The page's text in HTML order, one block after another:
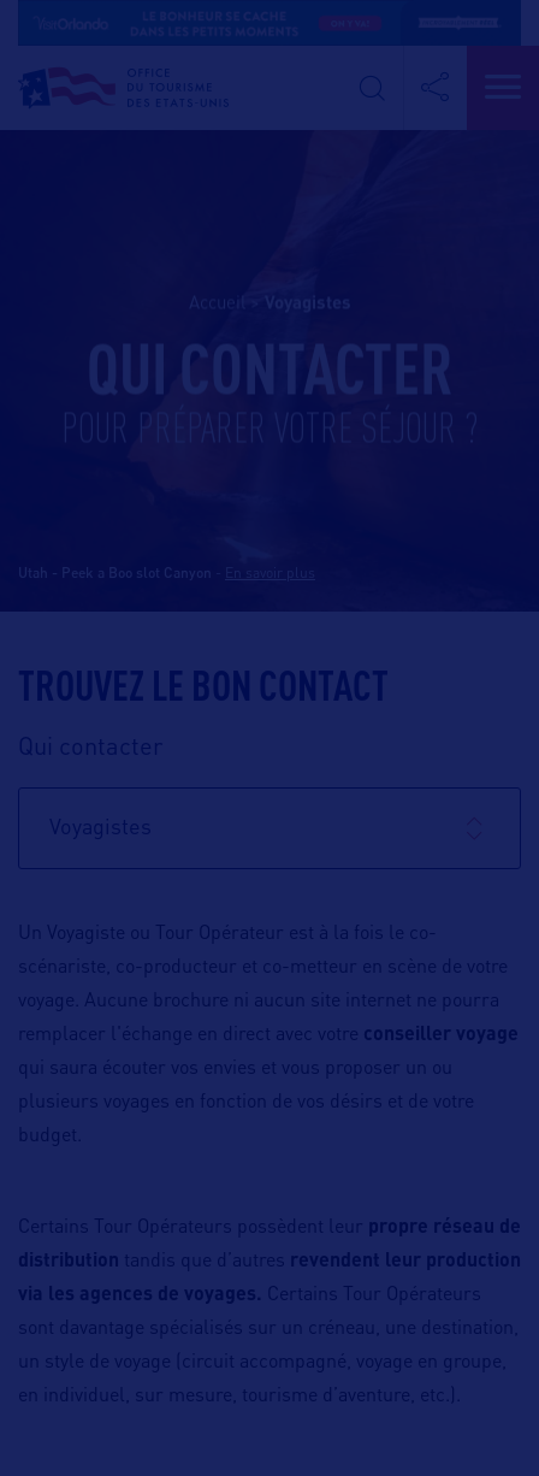
Accueil voyagistes
QUI CONTACTER
POUR PRÉPARER VOTRE SÉJOUR ?
Utah - Peek a Boo slot Canyon
TROUVEZ LE BON CONTACT
Qui contacter
Voyagistes
Un Voyagiste ou Tour Opérateur est à la fois le co-
scénariste, co-producteur et co-metteur en scène de votre
voyage. Aucune brochure ni aucun site internet ne pourra
remplacer l'échange en direct avec votre conseiller voyage
qui saura écouter vos envies et vous proposer un ou
plusieurs voyages en fonction de vos désirs et de votre
budget.
Certains Tour Opérateurs possèdent leur
propre réseau de
distribution tandis que d’autres revendent leur production
via les agences de voyages.
Certains Tour Opérateurs
sont davantage spécialisés sur un créneau, une destination,
un style de voyage (circuit accompagné, voyage en groupe,
en individuel, sur mesure, tourisme d’aventure, etc.).